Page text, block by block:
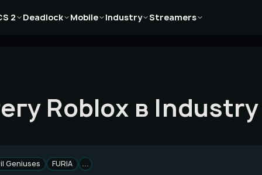
2 Deadlock
Статьи
Mobile
Статьи Industry
Статьи
Streamers
Статьи
Roblox в Industry
Geniuses FURIA …